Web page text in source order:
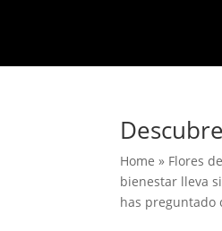
Home » Flores
bienestar lleva
has preguntado